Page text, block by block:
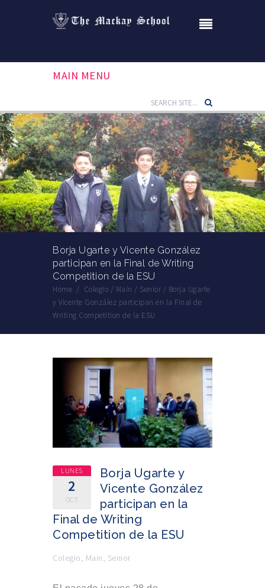
MAIN MENU
Borja Ugarte y Vicente González
participan en la Final de Writing
Competition de la ESU
Home / Colegio / Main / Senior / Borja Ugarte
y Vicente González participan en la Final de
Writing Competition de la ESU
LUNES
2
OCT
Borja Ugarte y
Vicente González
participan en la
Final de Writing
Competition de la ESU
Colegio, Main, Senior